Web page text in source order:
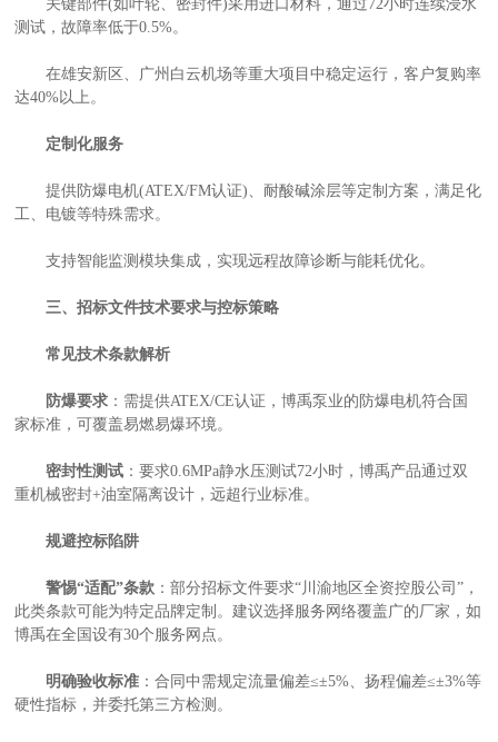
关键部件(如叶轮、密封件)采用进口材料，通过72小时连续浸水
测试，故障率低于0.5%。
在雄安新区、广州白云机场等重大项目中稳定运行，客户复购率
达40%以上。
定制化服务
提供防爆电机(ATEX/FM认证)、耐酸碱涂层等定制方案，满足化
工、电镀等特殊需求。
支持智能监测模块集成，实现远程故障诊断与能耗优化。
三、招标文件技术要求与控标策略
常见技术条款解析
防爆要求 ：需提供ATEX/CE认证，博禹泵业的防爆电机符合国
家标准，可覆盖易燃易爆环境。
密封性测试 ：要求0.6MPa静水压测试72小时，博禹产品通过双
重机械密封+油室隔离设计，远超行业标准。
规避控标陷阱
警惕“适配”条款 ：部分招标文件要求“川渝地区全资控股公司”，
此类条款可能为特定品牌定制。建议选择服务网络覆盖广的厂家，如
博禹在全国设有30个服务网点。
明确验收标准 ：合同中需规定流量偏差≤±5%、扬程偏差≤±3%等
硬性指标，并委托第三方检测。